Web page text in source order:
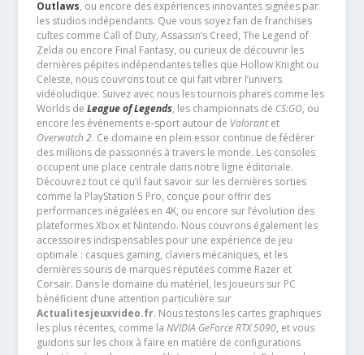
Outlaws, ou encore des expériences innovantes signées par
les studios indépendants. Que vous soyez fan de franchises
cultes comme Call of Duty, Assassin’s Creed, The Legend of
Zelda ou encore Final Fantasy, ou curieux de découvrir les
dernières pépites indépendantes telles que Hollow Knight ou
Celeste, nous couvrons tout ce qui fait vibrer l’univers
vidéoludique. Suivez avec nous les tournois phares comme les
Worlds de League of Legends, les championnats de CS:GO, ou
encore les événements e-sport autour de Valorantet
Overwatch 2. Ce domaine en plein essor continue de fédérer
des millions de passionnés à travers le monde. Les consoles
occupent une place centrale dans notre ligne éditoriale.
Découvrez tout ce qu’il faut savoir sur les dernières sorties
comme la PlayStation 5 Pro, conçue pour offrir des
performances inégalées en 4K, ou encore sur l’évolution des
plateformes Xbox et Nintendo. Nous couvrons également les
accessoires indispensables pour une expérience de jeu
optimale : casques gaming, claviers mécaniques, et les
dernières souris de marques réputées comme Razer et
Corsair. Dans le domaine du matériel, les joueurs sur PC
bénéficient d’une attention particulière sur
Actualitesjeuxvideo.fr. Nous testons les cartes graphiques
les plus récentes, comme la NVIDIA GeForce RTX 5090, et vous
guidons sur les choix à faire en matière de configurations